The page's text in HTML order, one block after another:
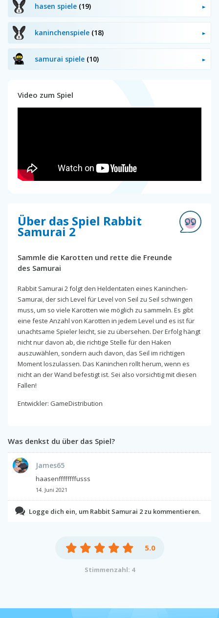
hasen spiele (19)
kaninchenspiele (18)
samurai spiele (10)
Video zum Spiel
Über das Spiel Rabbit
Samurai 2
Sammle die Karotten und rette die Freunde
des Samurai
Rabbit Samurai 2 folgt den Heldentaten eines Kaninchen-
Samurai, der sich Level für Level von Seil zu Seil schwingen
muss, um so viele Karotten wie möglich zu sammeln. Es gibt
eine feste Anzahl von Karotten in jedem Level und es ist für
unachtsame Spieler leicht, sie zu übersehen. Der Erfolg hängt
nicht nur davon ab, die richtige Stelle für den Haken
auszuwählen, sondern auch davon, das Seil im richtigen
Moment loszulassen. Das Kaninchen rollt herum, wenn es
nicht an der Wand befestigt ist. Sei also vorsichtig mit diesen
Fallen!
Entwickler: GameDistribution
Was denkst du über das Spiel?
James65
haasenffffffffusss
14. Juni 2021
Logge dich ein, um Rabbit Samurai 2 zu kommentieren.
5.0
Stimmenzahl: 4